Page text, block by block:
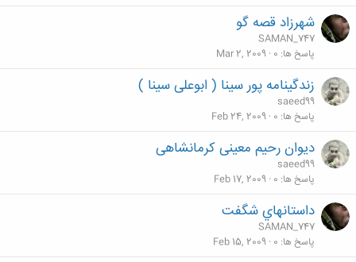
شهرزاد قصه گو
SAMAN_747
پاسخ ها 0
Mar 2, 2009
زندگینامه پور سینا ( ابوعلی سینا )
saeed99
پاسخ ها 0
Feb 24, 2009
دیوان رحیم معینی کرمانشاهی
saeed99
پاسخ ها 0
Feb 17, 2009
داستانهاي شگفت
SAMAN_747
پاسخ ها 0
Feb 15, 2009